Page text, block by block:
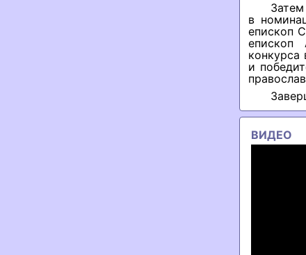
в
епископ
епископ
конкурса
и
ВИДЕО